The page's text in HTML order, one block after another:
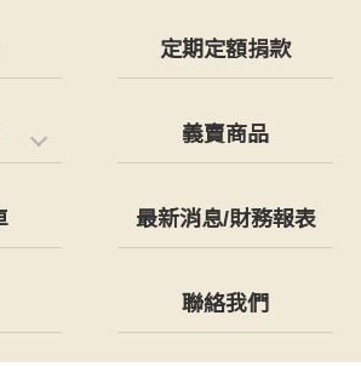
定期定額捐款
義賣商品
最新消息/財務報表
聯絡我們